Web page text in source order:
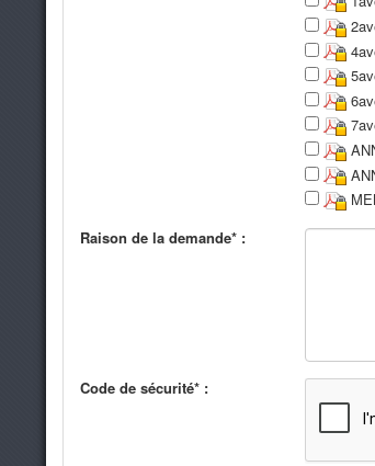
Raison de la demande* :
Code de sécurité* :